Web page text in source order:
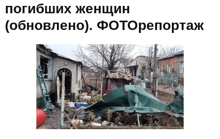
погибших женщин
(обновлено). ФОТОрепортаж